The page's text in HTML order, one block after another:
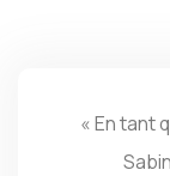
« En tant